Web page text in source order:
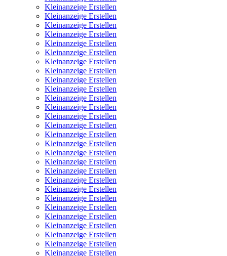
Kleinanzeige Erstellen
Kleinanzeige Erstellen
Kleinanzeige Erstellen
Kleinanzeige Erstellen
Kleinanzeige Erstellen
Kleinanzeige Erstellen
Kleinanzeige Erstellen
Kleinanzeige Erstellen
Kleinanzeige Erstellen
Kleinanzeige Erstellen
Kleinanzeige Erstellen
Kleinanzeige Erstellen
Kleinanzeige Erstellen
Kleinanzeige Erstellen
Kleinanzeige Erstellen
Kleinanzeige Erstellen
Kleinanzeige Erstellen
Kleinanzeige Erstellen
Kleinanzeige Erstellen
Kleinanzeige Erstellen
Kleinanzeige Erstellen
Kleinanzeige Erstellen
Kleinanzeige Erstellen
Kleinanzeige Erstellen
Kleinanzeige Erstellen
Kleinanzeige Erstellen
Kleinanzeige Erstellen
Kleinanzeige Erstellen